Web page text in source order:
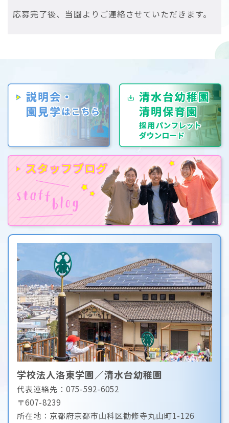
応募完了後、当園よりご連絡させていただきます。
学校法人洛東学園／清水台幼稚園
代表連絡先：075-592-6052
〒607-8239
所在地：京都府京都市山科区勧修寺丸山町1-126